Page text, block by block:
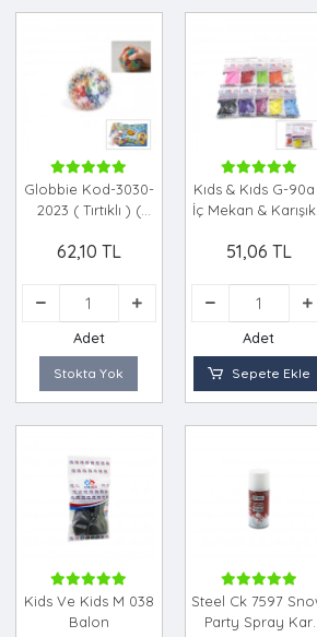
Globbie Kod-3030-
2023 ( Tırtıklı ) (
Sıkıştırmalı Sulu
62,10 TL
Adet
Stokta Yok
Kıds & Kıds G-90a (
İç Mekan & Karışık )
Balon*10x100
51,06 TL
Adet
Sepete Ekle
Kids Ve Kids M 038
Balon
Steel Ck 7597
Party Spray Kar